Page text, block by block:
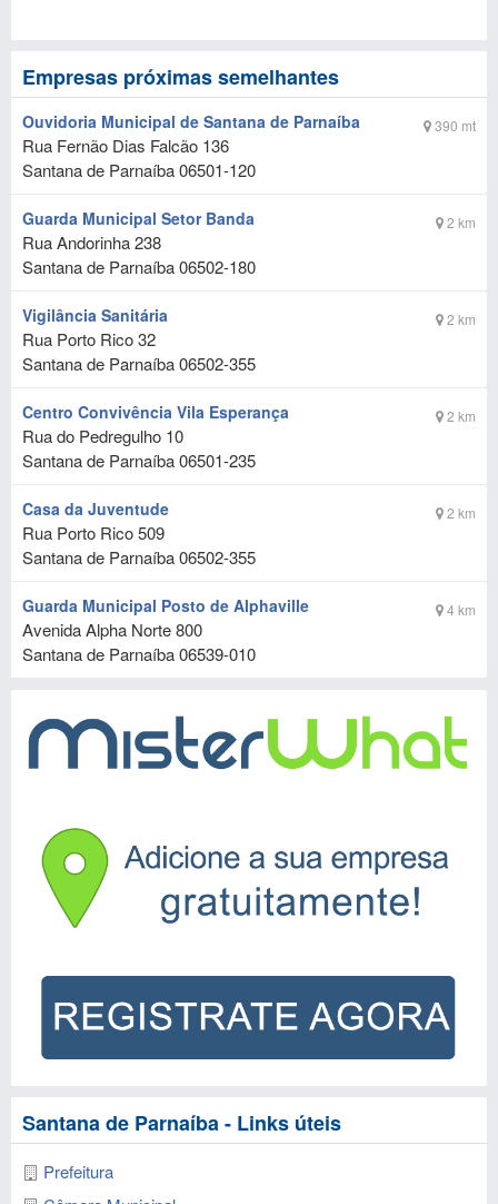
Empresas próximas semelhantes
390 mt
Ouvidoria Municipal de Santana de Parnaíba
Rua Fernão Dias Falcão 136
Santana de Parnaíba06501-120
2 km
Guarda Municipal Setor Banda
Rua Andorinha 238
Santana de Parnaíba06502-180
2 km
Vigilância Sanitária
Rua Porto Rico 32
Santana de Parnaíba06502-355
2 km
Centro Convivência Vila Esperança
Rua do Pedregulho 10
Santana de Parnaíba06501-235
2 km
Casa da Juventude
Rua Porto Rico 509
Santana de Parnaíba06502-355
4 km
Guarda Municipal Posto de Alphaville
Avenida Alpha Norte 800
Santana de Parnaíba06539-010
Santana de Parnaíba - Links úteis
Prefeitura